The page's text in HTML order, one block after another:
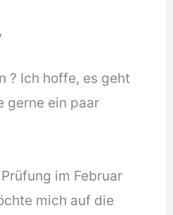
? Ich hoffe, es geht
gerne ein paar
im Februar
mich auf die